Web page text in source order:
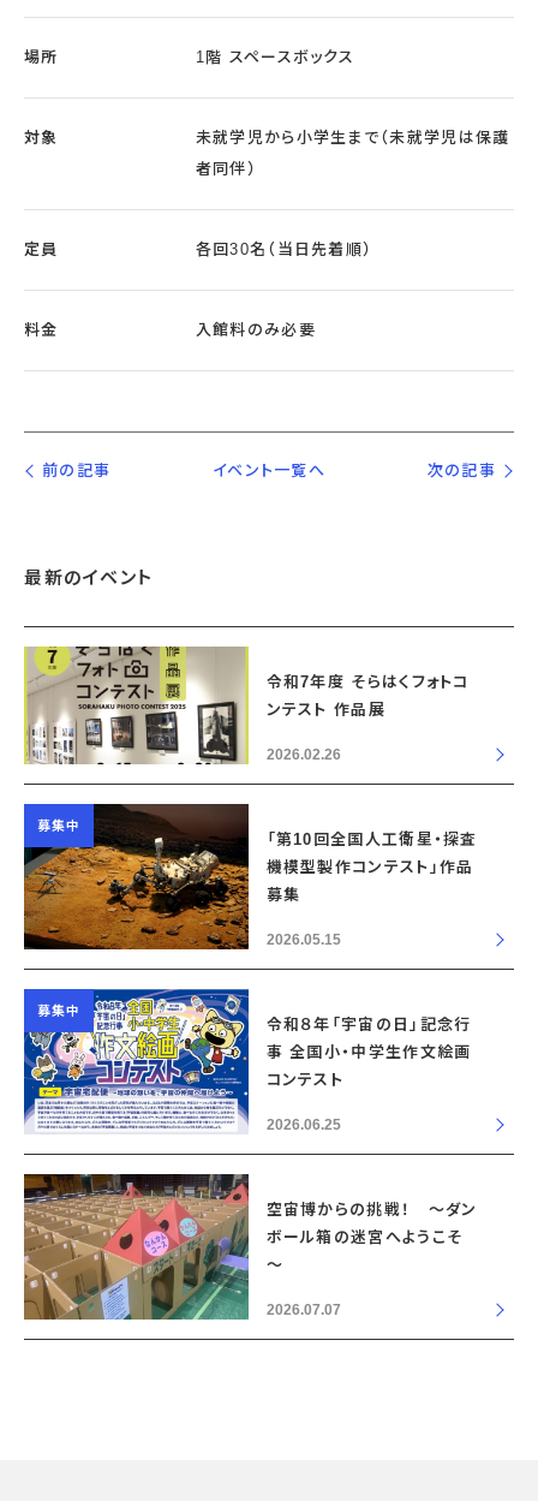
場所 1階 スペースボックス
対象
未就学児から小学生まで（未就学児は保護
者同伴）
定員 各回30名（当日先着順）
料金 入館料のみ必要
前の記事 イベント一覧へ 次の記事
最新のイベント
令和7年度 そらはくフォトコ
ンテスト 作品展
2026.02.26
募集中
「第10回全国人工衛星・探査
機模型製作コンテスト」作品
募集
2026.05.15
募集中
令和８年「宇宙の日」記念行
事 全国小・中学生作文絵画
コンテスト
2026.06.25
空宙博からの挑戦！ ～ダン
ボール箱の迷宮へようこそ
～
2026.07.07